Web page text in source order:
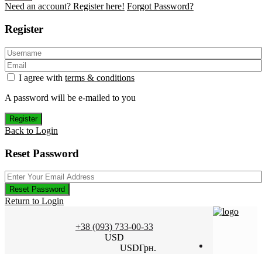
Need an account? Register here! Forgot Password?
Register
I agree with terms & conditions
A password will be e-mailed to you
Register
Back to Login
Reset Password
Reset Password
Return to Login
+38 (093) 733-00-33
USD
USDГрн.